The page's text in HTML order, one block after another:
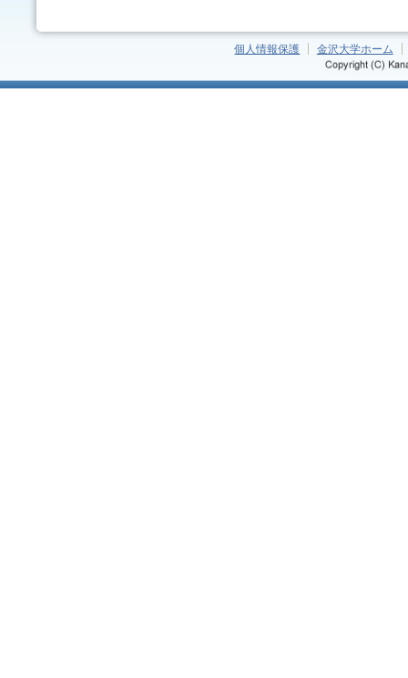
個人情報保護 金沢大学ホーム